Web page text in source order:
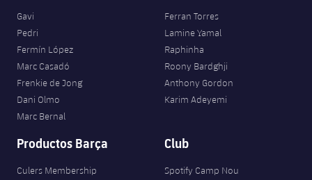
Gavi
Pedri
Fermín López
Marc Casadó
Frenkie de Jong
Dani Olmo
Marc Bernal
Ferran Torres
Lamine Yamal
Raphinha
Roony Bardghji
Anthony Gordon
Karim Adeyemi
Productos Barça
Culers Membership
Club
Spotify Camp Nou